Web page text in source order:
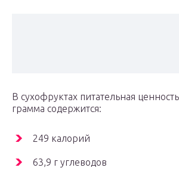
В сухофруктах питательная
грамма содержится:
249 калорий
63,9 г углеводов